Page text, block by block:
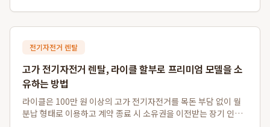
하는 네이버 알고리즘 속에서...
전기자전거 렌탈
고가 전기자전거 렌탈, 라이클 할부로 프리미엄 모델을 소
유하는 방법
라이클은 100만 원 이상의 고가 전기자전거를 목돈 부담 없이 월
분납 형태로 이용하고 계약 종료 시 소유권을 이전받는 장기 인수